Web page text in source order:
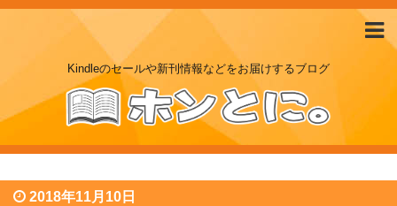
Kindleのセールや新刊情報などをお届けするブログ
2018年11月10日